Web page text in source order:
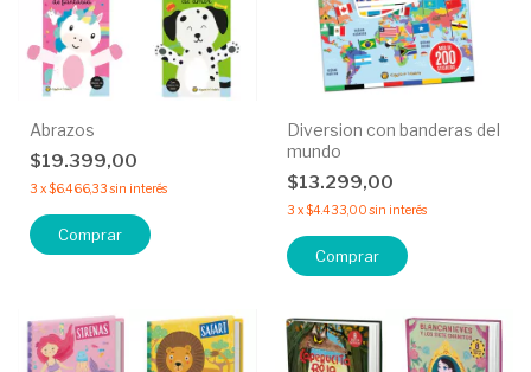
Abrazos
$19.399,00
3 x$6.466,33 sin interés
Comprar
Diversion con banderas del
mundo
$13.299,00
3 x$4.433,00 sin interés